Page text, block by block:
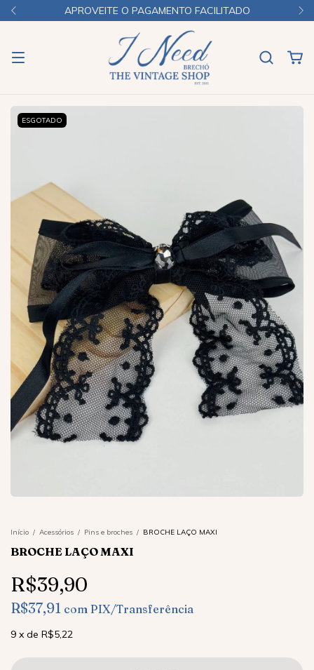
APROVEITE O PAGAMENTO FACILITADO
ESGOTADO
Início / Acessórios / Pins e broches / BROCHE LAÇO MAXI
BROCHE LAÇO MAXI
R$39,90
R$37,91 com PIX/Transferência
9 x de R$5,22